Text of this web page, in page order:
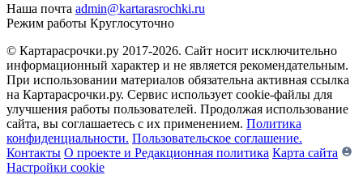
Наша почта admin@kartarasrochki.ru
Режим работы Круглосуточно
© Картарасрочки.ру 2017-2026. Сайт носит исключительно
информационный характер и не является рекомендательным.
При использовании материалов обязательна активная ссылка
на Картарасрочки.ру. Сервис использует cookie-файлы для
улучшения работы пользователей. Продолжая использование
сайта, вы соглашаетесь с их применением. Политика
конфиденциальности. Пользовательское соглашение.
Контакты О проекте и Редакционная политика Карта сайта
Настройки cookie